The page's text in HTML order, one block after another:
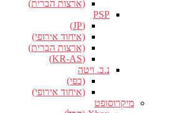
(ארצות הברית)
PSP
(JP)
(איחוד אירופי)
(ארצות הברית)
(KR-AS)
נ.ב. ויטה
(כפי)
(איחוד אירופי)
מיקרוסופט